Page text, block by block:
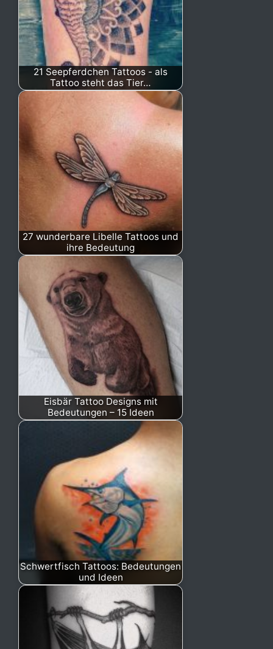
21 Seepferdchen Tattoos - als
Tattoo steht das Tier…
27 wunderbare Libelle Tattoos und
ihre Bedeutung
Eisbär Tattoo Designs mit
Bedeutungen – 15 Ideen
Schwertfisch Tattoos: Bedeutungen
und Ideen